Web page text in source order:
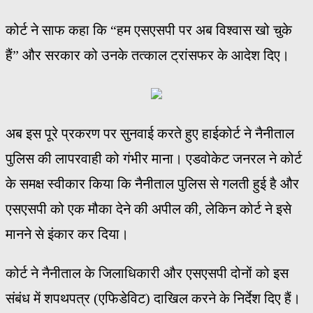
कोर्ट ने साफ कहा कि “हम एसएसपी पर अब विश्वास खो चुके
हैं” और सरकार को उनके तत्काल ट्रांसफर के आदेश दिए।
अब इस पूरे प्रकरण पर सुनवाई करते हुए हाईकोर्ट ने नैनीताल
पुलिस की लापरवाही को गंभीर माना। एडवोकेट जनरल ने कोर्ट
के समक्ष स्वीकार किया कि नैनीताल पुलिस से गलती हुई है और
एसएसपी को एक मौका देने की अपील की, लेकिन कोर्ट ने इसे
मानने से इंकार कर दिया।
कोर्ट ने नैनीताल के जिलाधिकारी और एसएसपी दोनों को इस
संबंध में शपथपत्र (एफिडेविट) दाखिल करने के निर्देश दिए हैं।